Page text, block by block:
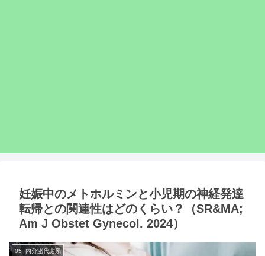
妊娠中のメトホルミンと小児期の神経発達
転帰との関連性はどのくらい？（SR&MA;
Am J Obstet Gynecol. 2024）
05_内分泌代謝系